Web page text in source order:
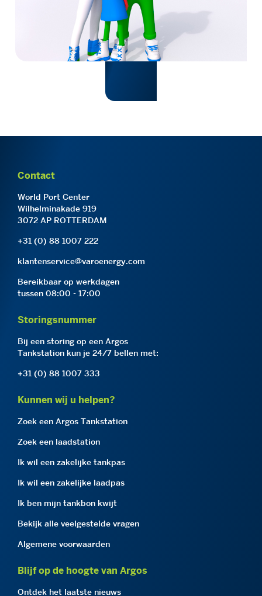
Contact
World Port Center
Wilhelminakade 919
3072 AP ROTTERDAM
+31 (0) 88 1007 222
klantenservice@varoenergy.com
Bereikbaar op werkdagen
tussen 08:00 - 17:00
Storingsnummer
Bij een storing op een Argos
Tankstation kun je 24/7 bellen met:
+31 (0) 88 1007 333
Kunnen wij u helpen?
Zoek een Argos Tankstation
Zoek een laadstation
Ik wil een zakelijke tankpas
Ik wil een zakelijke laadpas
Ik ben mijn tankbon kwijt
Bekijk alle veelgestelde vragen
Algemene voorwaarden
Blijf op de hoogte van Argos
Ontdek het laatste nieuws